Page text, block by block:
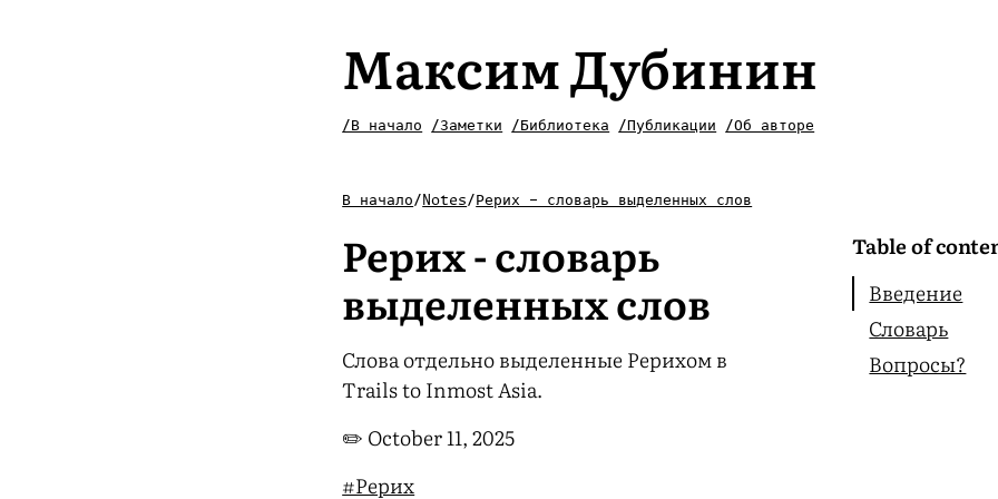
Максим Дубинин
/В начало /Заметки /Библиотека /Публикации /Об авторе
В начало/ Notes/ Рерих - словарь выделенных слов
Рерих - словарь
выделенных слов
Слова отдельно выделенные Рерихом в
Trails to Inmost Asia.
✏️ October 11, 2025
#Рерих
Table of
Введение
Словарь
Вопросы?